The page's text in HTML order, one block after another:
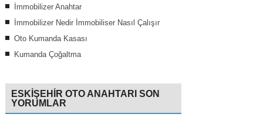
İmmobilizer Anahtar
İmmobilizer Nedir İmmobiliser Nasıl Çalışır
Oto Kumanda Kasası
Kumanda Çoğaltma
ESKIŞEHIR OTO ANAHTARI SON
YORUMLAR